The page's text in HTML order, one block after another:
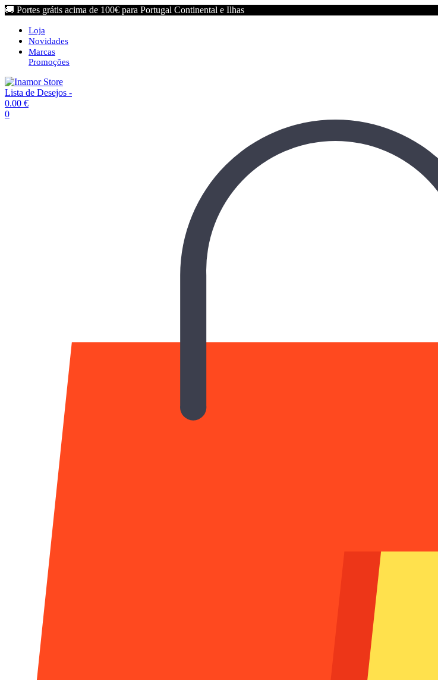
🚚 Portes grátis acima de 100€ para Portugal Continental e Ilhas
Loja
Novidades
Marcas
Promoções
Lista de Desejos -
0.00 €
0